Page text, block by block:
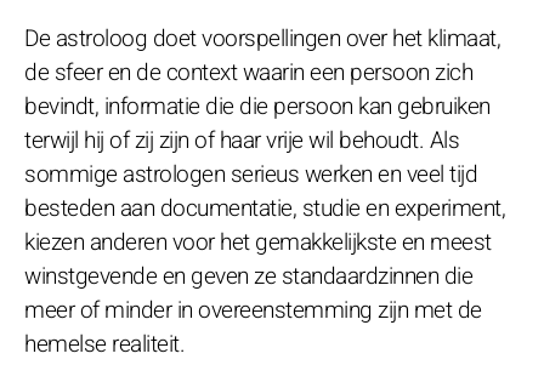
De astroloog doet voorspellingen over het klimaat,
de sfeer en de context waarin een persoon zich
bevindt, informatie die die persoon kan gebruiken
terwijl hij of zij zijn of haar vrije wil behoudt. Als
sommige astrologen serieus werken en veel tijd
besteden aan documentatie, studie en experiment,
kiezen anderen voor het gemakkelijkste en meest
winstgevende en geven ze standaardzinnen die
meer of minder in overeenstemming zijn met de
hemelse realiteit.